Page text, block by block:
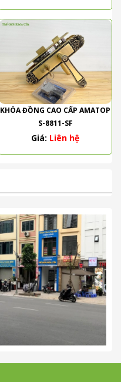
KHÓA ĐỒNG CAO CẤP AMATOP
S-8811-SF
Giá: Liên hệ